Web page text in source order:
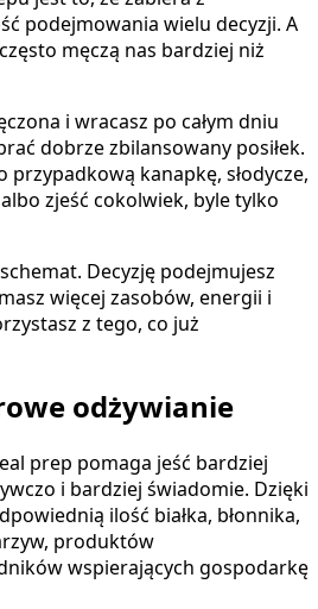
podejmowania wielu decyzji. A
męczą nas bardziej niż
i wracasz po całym dniu
dobrze zbilansowany posiłek.
przypadkową kanapkę, słodycze,
zjeść cokolwiek, byle tylko
Decyzję podejmujesz
więcej zasobów, energii i
z tego, co już
odżywianie
prep pomaga jeść bardziej
i bardziej świadomie. Dzięki
ilość białka, błonnika,
produktów
wspierających gospodarkę